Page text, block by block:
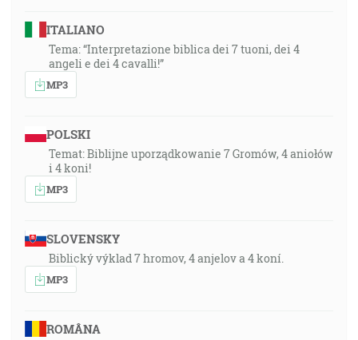
ITALIANO
Tema: “Interpretazione biblica dei 7 tuoni, dei 4
angeli e dei 4 cavalli!”
MP3
POLSKI
Temat: Biblijne uporządkowanie 7 Gromów, 4 aniołów
i 4 koni!
MP3
SLOVENSKY
Biblický výklad 7 hromov, 4 anjelov a 4 koní.
MP3
ROMÂNA